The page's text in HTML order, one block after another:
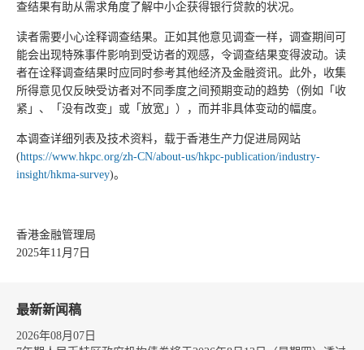
查结果有助从需求角度了解中小企获得银行贷款的状况。
读者需要小心诠释调查结果。正如其他意见调查一样，调查期间可
能会出现特殊事件影响到受访者的观感，令调查结果变得波动。读
者在诠释调查结果时应同时参考其他经济及金融资讯。此外，收集
所得意见仅反映受访者对不同季度之间预期变动的趋势（例如「收
紧」、「没有改变」或「放宽」），而并非具体变动的幅度。
本调查详细列表及技术资料，载于香港生产力促进局网站
(https://www.hkpc.org/zh-CN/about-us/hkpc-publication/industry-
insight/hkma-survey)。
香港金融管理局
2025年11月7日
最新新闻稿
2026年08月07日